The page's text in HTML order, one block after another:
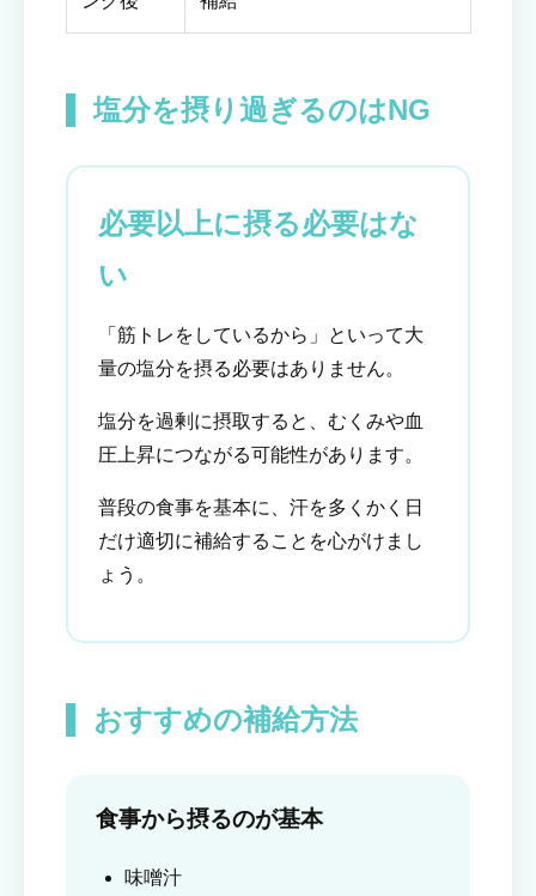
塩分を摂り過ぎるのはNG
必要以上に摂る必要はな
い
「筋トレをしているから」といって大
量の塩分を摂る必要はありません。
塩分を過剰に摂取すると、むくみや血
圧上昇につながる可能性があります。
普段の食事を基本に、汗を多くかく日
だけ適切に補給することを心がけまし
ょう。
おすすめの補給方法
食事から摂るのが基本
味噌汁